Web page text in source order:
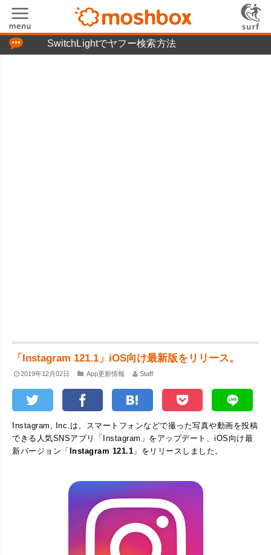
SwitchLightでヤフー検索方法
「Instagram 121.1」iOS向け最新版をリリース。
2019年12月02日 App更新情報 Staff
Instagram, Inc.は、スマートフォンなどで撮った写真や動画を投稿
できる人気SNSアプリ「Instagram」をアップデート、iOS向け最
新バージョン「Instagram 121.1 」をリリースしました。
「つぶやき」の使い方